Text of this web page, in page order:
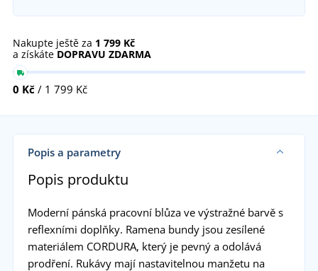
Nakupte ještě za 1 799 Kč
a získáte DOPRAVU ZDARMA
0 Kč / 1 799 Kč
Popis a parametry
Popis produktu
Moderní pánská pracovní blůza ve výstražné barvě s
reflexními doplňky. Ramena bundy jsou zesílené
materiálem CORDURA, který je pevný a odolává
prodření. Rukávy mají nastavitelnou manžetu na